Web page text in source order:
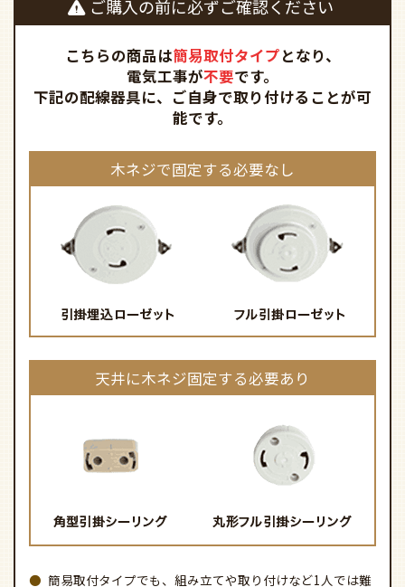
ご購入の前に必ずご確認ください
こちらの商品は簡易取付タイプとなり、
電気工事が不要です。
下記の配線器具に、ご自身で取り付けることが可
能です。
木ネジで固定する必要なし
天井に木ネジ固定する必要あり
簡易取付タイプでも、組み立てや取り付けなど1人では難